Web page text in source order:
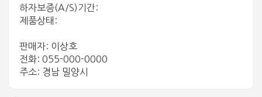
하자보증(A/S)기간:
제품상태:
판매자: 이상호
전화: 055-000-0000
주소: 경남 밀양시